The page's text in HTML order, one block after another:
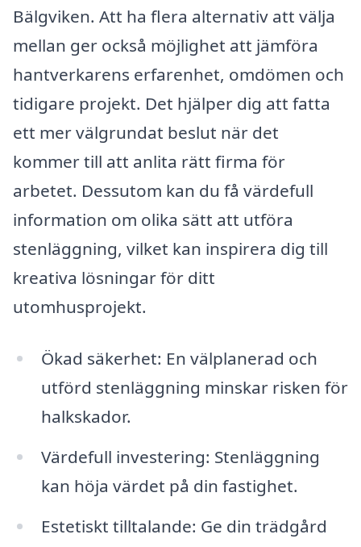
Bälgviken. Att ha flera alternativ att välja
mellan ger också möjlighet att jämföra
hantverkarens erfarenhet, omdömen och
tidigare projekt. Det hjälper dig att fatta
ett mer välgrundat beslut när det
kommer till att anlita rätt firma för
arbetet. Dessutom kan du få värdefull
information om olika sätt att utföra
stenläggning, vilket kan inspirera dig till
kreativa lösningar för ditt
utomhusprojekt.
Ökad säkerhet: En välplanerad och
utförd stenläggning minskar risken för
halkskador.
Värdefull investering: Stenläggning
kan höja värdet på din fastighet.
Estetiskt tilltalande: Ge din trädgård